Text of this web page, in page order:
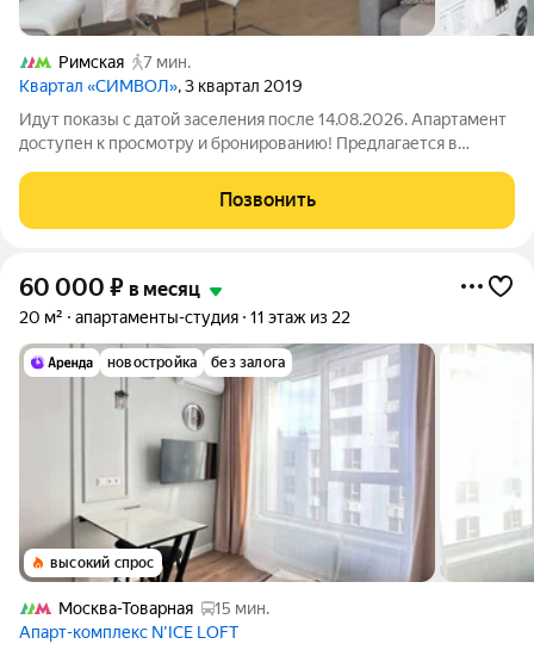
Римская
7 мин.
Квартал «СИМВОЛ», 3 квартал 2019
Идут показы с датой заселения после 14.08.2026. Апартамент
доступен к просмотру и бронированию! Предлагается в
«Символ» от ДОМ.РФ. №237 Доступна рассрочка оплаты
депозита на 3 месяца! Без комиссии.
Позвонить
60 000 ₽ в месяц
20 м² апартаменты-студия 11 этаж из 22
новостройка без залога
высокий спрос
Москва-Товарная
15 мин.
Апарт-комплекс N’ICE LOFT